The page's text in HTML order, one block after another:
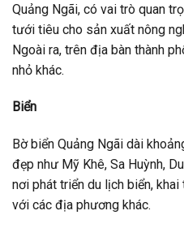
Quảng Ngãi, có vai trò quan
tưới tiêu cho sản xuất nông
Ngoài ra, trên địa bàn thành
nhỏ khác.
Biển
Bờ biển Quảng Ngãi dài
đẹp như Mỹ Khê, Sa Huỳnh,
nơi phát triển du lịch biển,
với các địa phương khác.